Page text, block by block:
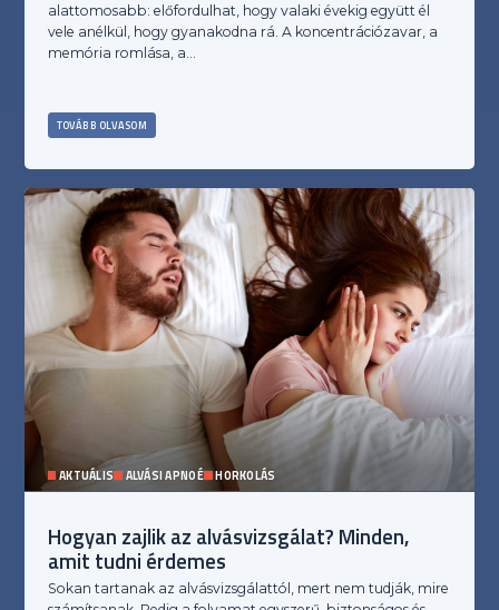
alattomosabb: előfordulhat, hogy valaki évekig együtt él
vele anélkül, hogy gyanakodna rá. A koncentrációzavar, a
memória romlása, a…
TOVÁBB OLVASOM
AKTUÁLIS ALVÁSI APNOÉ HORKOLÁS
Hogyan zajlik az alvásvizsgálat? Minden,
amit tudni érdemes
Sokan tartanak az alvásvizsgálattól, mert nem tudják, mire